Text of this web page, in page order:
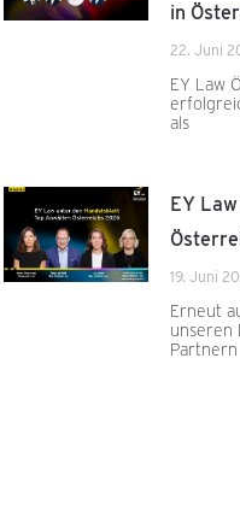
in
22. Juni
EY Law
als
EY
19. Juni
Erneut
unseren
Partnern